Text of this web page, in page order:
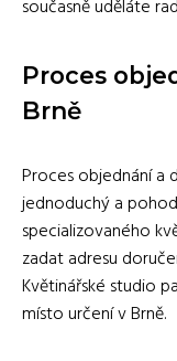
současně uděláte
Proces
Brně
Proces objednání a
jednoduchý a
specializovaného
zadat adresu
Květinářské studio
místo určení v Brně.